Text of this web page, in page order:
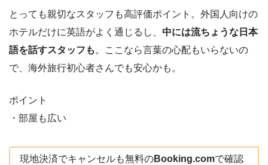
とっても親切なスタッフも高評価ポイント。外国人向けの
ホテルだけに英語がよく通じるし、 中には流ちょうな日本
語を話すスタッフも 。ここなら言葉の心配もいらないの
で、海外旅行初心者さんでも安心かも。
ポイント
・部屋も広い
現地決済でキャンセルも無料のBooking.comで確認